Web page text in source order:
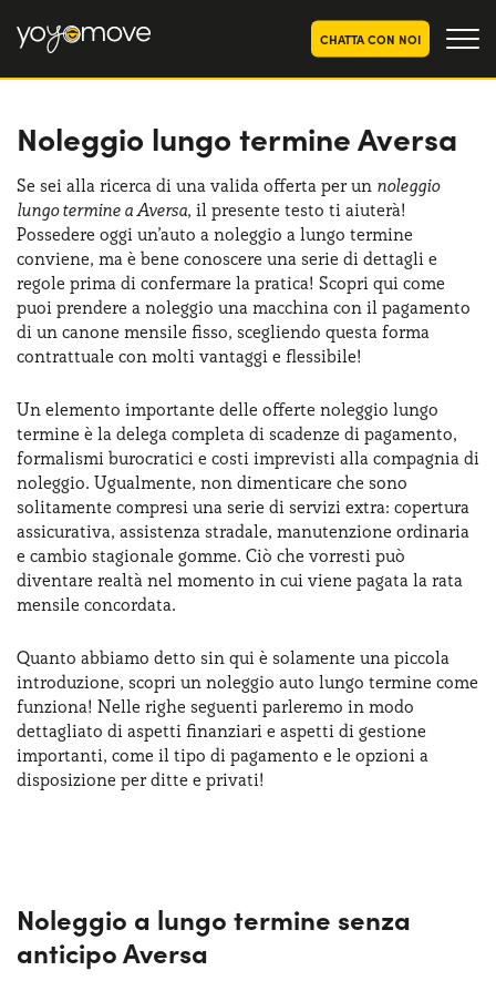
CHATTA CON NOI
OFFERTE NOLEGGIO
LUNGO TERMINE
Privati
Aziende e P.IVA
OFFERTE NOLEGGIO
AUTO USATE
CHI SIAMO
La nostra storia
Lavora con noi
COME FUNZIONA
PERCHÉ CONVIENE
SCEGLI UN PAESE
Serve assistenza? 800595799
Noleggio lungo termine Aversa
Se sei alla ricerca di una valida offerta per un noleggio
lungo termine a Aversa, il presente testo ti aiuterà!
Possedere oggi un’auto a noleggio a lungo termine
conviene, ma è bene conoscere una serie di dettagli e
regole prima di confermare la pratica! Scopri qui come
puoi prendere a noleggio una macchina con il pagamento
di un canone mensile fisso, scegliendo questa forma
contrattuale con molti vantaggi e flessibile!
Un elemento importante delle offerte noleggio lungo
termine è la delega completa di scadenze di pagamento,
formalismi burocratici e costi imprevisti alla compagnia di
noleggio. Ugualmente, non dimenticare che sono
solitamente compresi una serie di servizi extra: copertura
assicurativa, assistenza stradale, manutenzione ordinaria
e cambio stagionale gomme. Ciò che vorresti può
diventare realtà nel momento in cui viene pagata la rata
mensile concordata.
Quanto abbiamo detto sin qui è solamente una piccola
introduzione, scopri un noleggio auto lungo termine come
funziona! Nelle righe seguenti parleremo in modo
dettagliato di aspetti finanziari e aspetti di gestione
importanti, come il tipo di pagamento e le opzioni a
disposizione per ditte e privati!
Noleggio a lungo termine senza
anticipo Aversa